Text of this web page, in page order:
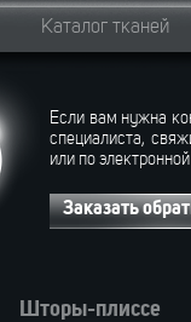
Каталог тканей
Если вам нужна
специалиста,
или по
Заказать
Шторы-плиссе